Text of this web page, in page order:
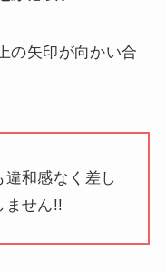
の矢印が向かい合
和感なく差し
ません!!